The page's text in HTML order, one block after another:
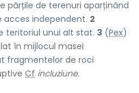
părțile de terenuri aparținând
acces independent. 2
teritoriul unui alt stat. 3 (Pex)
în mijlocul masei
fragmentelor de roci
Cf incluziune.